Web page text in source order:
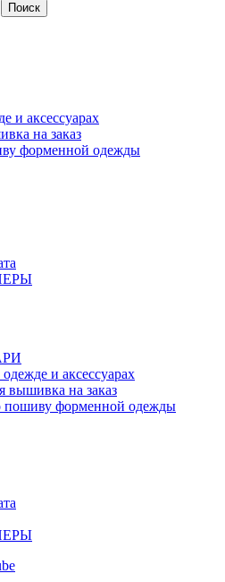
Поиск
и аксессуарах
на заказ
форменной одежды
и аксессуарах
на заказ
пошиву форменной одежды